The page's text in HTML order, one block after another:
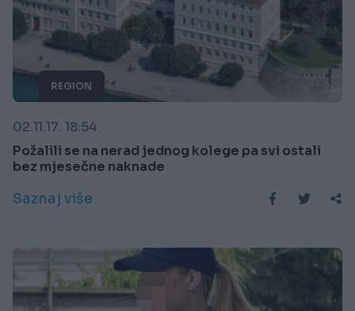
REGION
02.11.17. 18:54
Požalili se na nerad jednog kolege pa svi ostali
bez mjesečne naknade
Saznaj više